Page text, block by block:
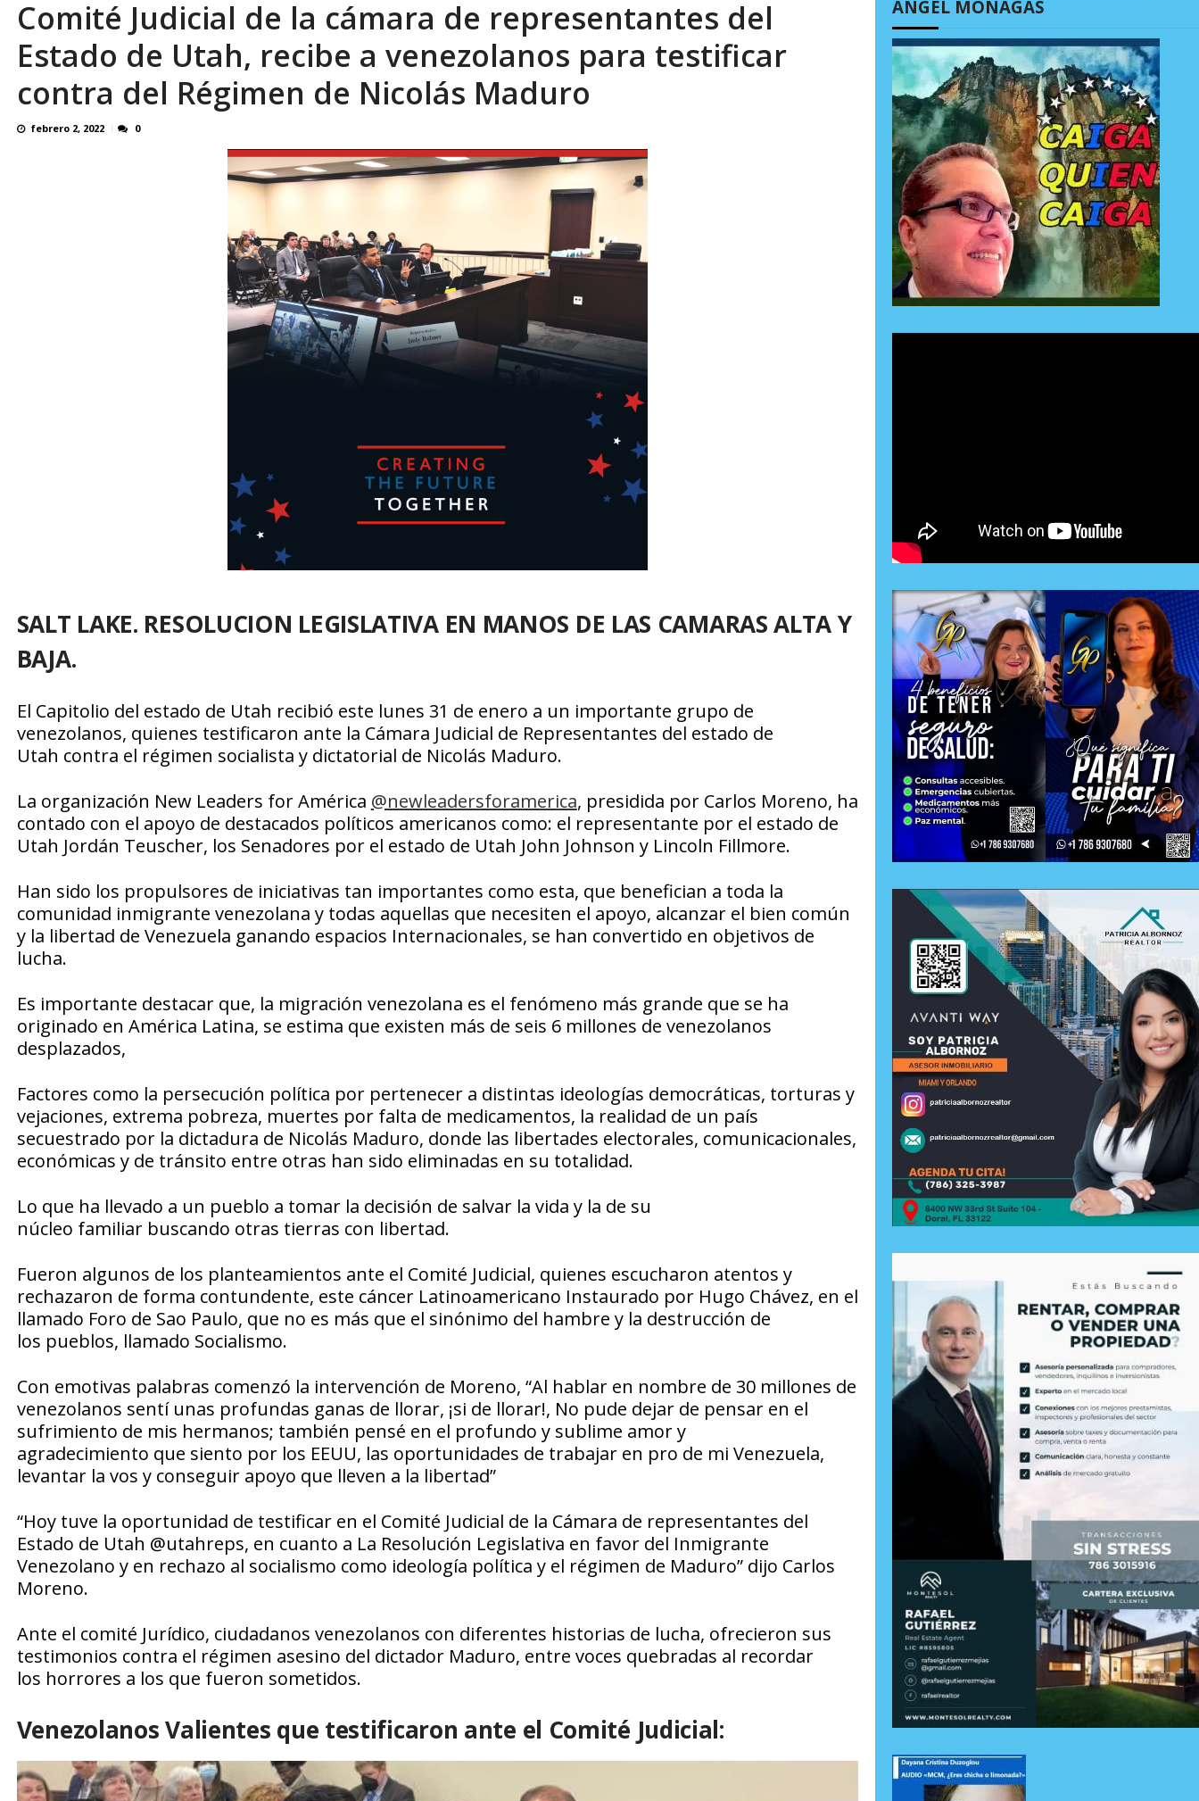
Reino Unido dejará millonaria donación médica en Venezuela tras finalizar su mis... AGOSTO 9, 2026
Comité Judicial de la cámara de representantes del
Estado de Utah, recibe a venezolanos para testificar
contra del Régimen de Nicolás Maduro
febrero 2, 2022 0
SALT LAKE. RESOLUCION LEGISLATIVA EN MANOS DE LAS CAMARAS ALTA Y
BAJA.
El Capitolio del estado de Utah recibió este lunes 31 de enero a un importante grupo de
venezolanos, quienes testificaron ante la Cámara Judicial de Representantes del estado de
Utah contra el régimen socialista y dictatorial de Nicolás Maduro.
La organización New Leaders for América @newleadersforamerica, presidida por Carlos Moreno, ha
contado con el apoyo de destacados políticos americanos como: el representante por el estado de
Utah Jordán Teuscher, los Senadores por el estado de Utah John Johnson y Lincoln Fillmore.
Han sido los propulsores de iniciativas tan importantes como esta, que benefician a toda la
comunidad inmigrante venezolana y todas aquellas que necesiten el apoyo, alcanzar el bien común
y la libertad de Venezuela ganando espacios Internacionales, se han convertido en objetivos de
lucha.
Es importante destacar que, la migración venezolana es el fenómeno más grande que se ha
originado en América Latina, se estima que existen más de seis 6 millones de venezolanos
desplazados,
Factores como la persecución política por pertenecer a distintas ideologías democráticas, torturas y
vejaciones, extrema pobreza, muertes por falta de medicamentos, la realidad de un país
secuestrado por la dictadura de Nicolás Maduro, donde las libertades electorales, comunicacionales,
económicas y de tránsito entre otras han sido eliminadas en su totalidad.
Lo que ha llevado a un pueblo a tomar la decisión de salvar la vida y la de su
núcleo familiar buscando otras tierras con libertad.
Fueron algunos de los planteamientos ante el Comité Judicial, quienes escucharon atentos y
rechazaron de forma contundente, este cáncer Latinoamericano Instaurado por Hugo Chávez, en el
llamado Foro de Sao Paulo, que no es más que el sinónimo del hambre y la destrucción de
los pueblos, llamado Socialismo.
Con emotivas palabras comenzó la intervención de Moreno, “Al hablar en nombre de 30 millones de
venezolanos sentí unas profundas ganas de llorar, ¡si de llorar!, No pude dejar de pensar en el
sufrimiento de mis hermanos; también pensé en el profundo y sublime amor y
agradecimiento que siento por los EEUU, las oportunidades de trabajar en pro de mi Venezuela,
levantar la vos y conseguir apoyo que lleven a la libertad”
“Hoy tuve la oportunidad de testificar en el Comité Judicial de la Cámara de representantes del
Estado de Utah @utahreps, en cuanto a La Resolución Legislativa en favor del Inmigrante
Venezolano y en rechazo al socialismo como ideología política y el régimen de Maduro” dijo Carlos
Moreno.
Ante el comité Jurídico, ciudadanos venezolanos con diferentes historias de lucha, ofrecieron sus
testimonios contra el régimen asesino del dictador Maduro, entre voces quebradas al recordar
los horrores a los que fueron sometidos.
Venezolanos Valientes que testificaron ante el Comité Judicial:
ÁNGEL MONAGAS